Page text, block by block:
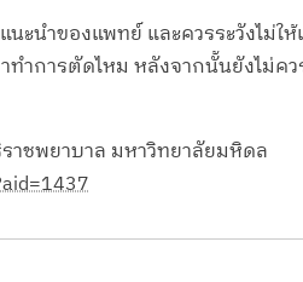
นำของแพทย์ และควรระวังไม่ใ
การตัดไหม หลังจากนั้นยังไม่ค
ชพยาบาล มหาวิทยาลัยมหิดล